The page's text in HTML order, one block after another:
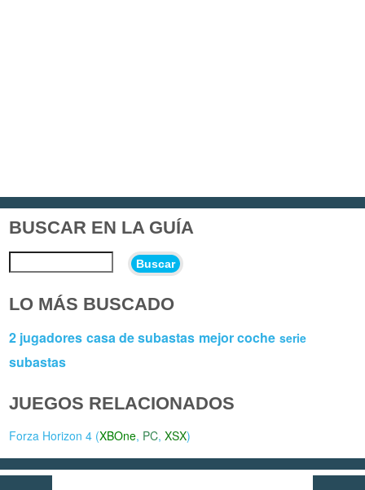
BUSCAR EN LA GUÍA
Buscar
LO MÁS BUSCADO
2 jugadores casa de subastas mejor coche serie
subastas
JUEGOS RELACIONADOS
Forza Horizon 4 (XBOne, PC,XSX)